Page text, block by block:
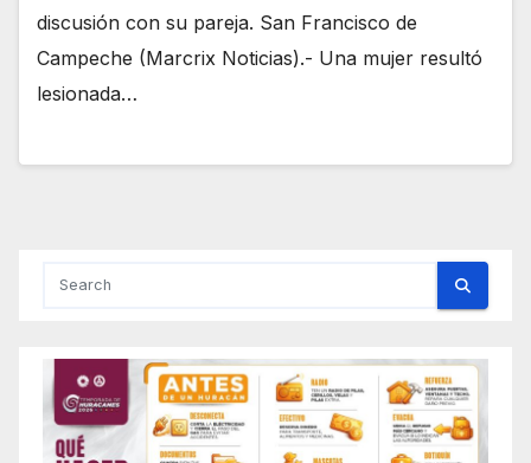
discusión con su pareja. San Francisco de
Campeche (Marcrix Noticias).- Una mujer resultó
lesionada…